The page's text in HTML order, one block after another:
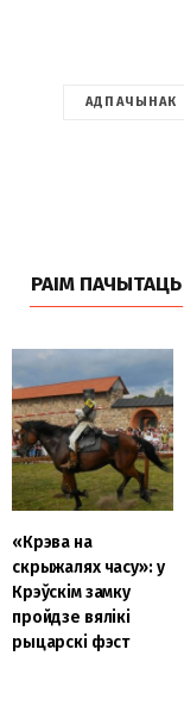
АДПАЧЫНАК
РАІМ ПАЧЫТАЦЬ
«Крэва на
скрыжалях часу»: у
Крэўскім замку
пройдзе вялікі
рыцарскі фэст